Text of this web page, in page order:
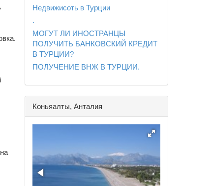
Недвижисоть в Турции
.
МОГУТ ЛИ ИНОСТРАНЦЫ
ПОЛУЧИТЬ БАНКОВСКИЙ КРЕДИТ
В ТУРЦИИ?
ПОЛУЧЕНИЕ ВНЖ В ТУРЦИИ.
Коньяалты, Анталия